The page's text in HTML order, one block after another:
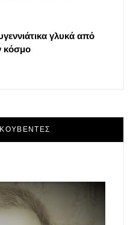
γλυκά από
κόσμο